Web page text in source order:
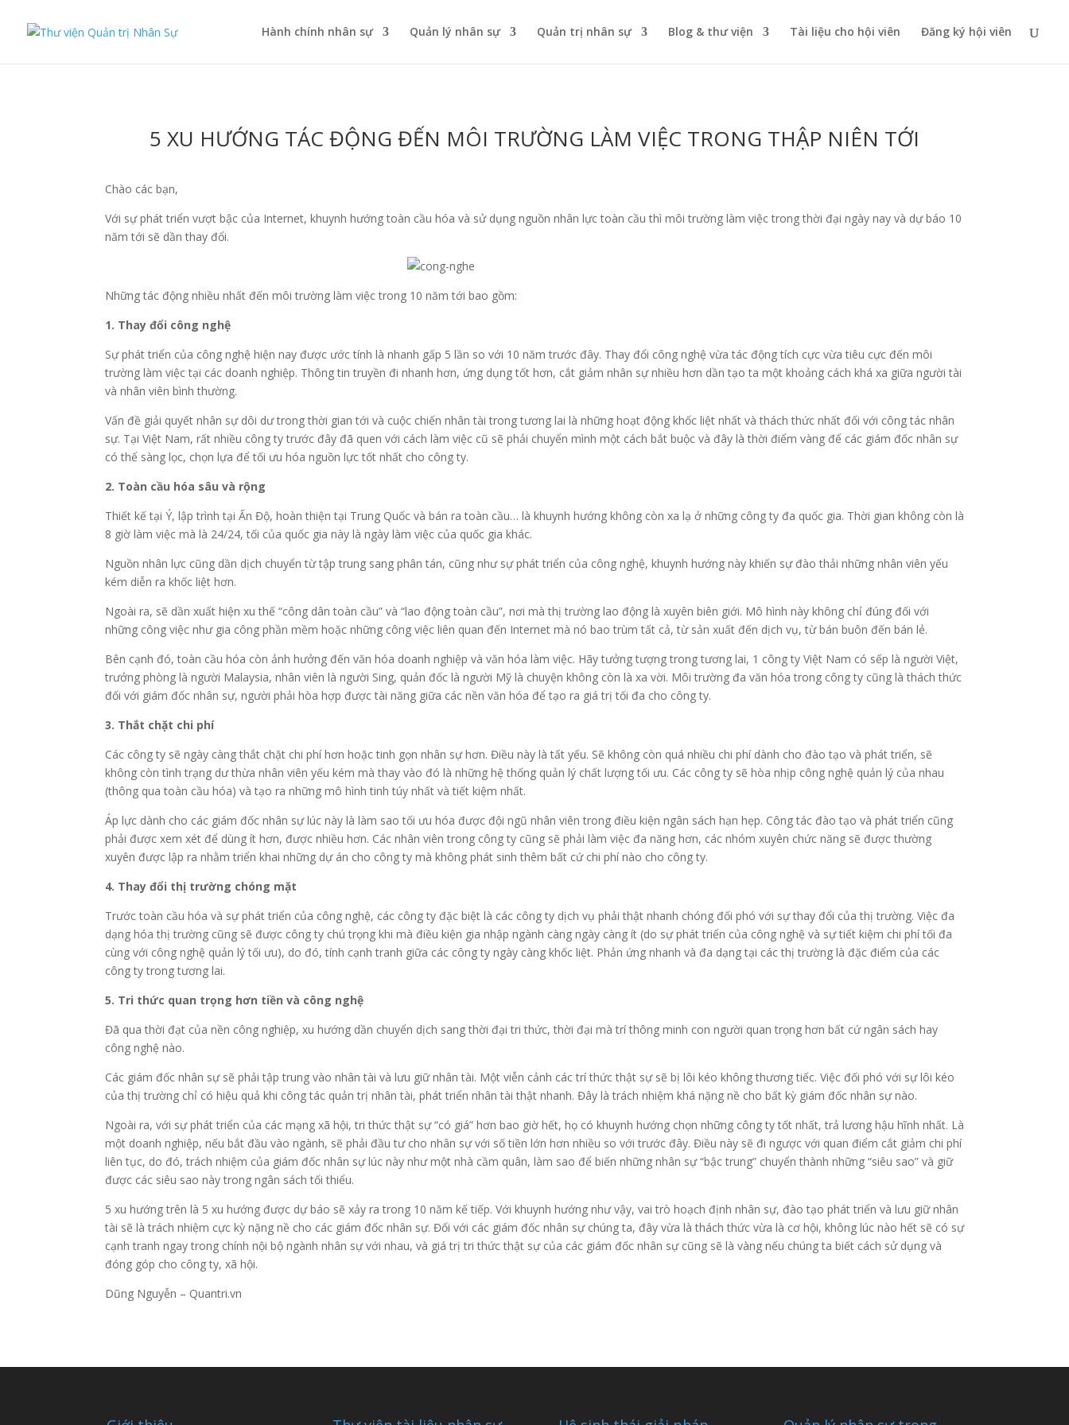
Hành chính nhân sự Quản lý nhân sự Quản trị nhân sự Blog & thư viện Tài liệu cho hội viên Đăng ký hội viên
5 XU HƯỚNG TÁC ĐỘNG ĐẾN MÔI TRƯỜNG LÀM VIỆC TRONG THẬP NIÊN TỚI
Chào các bạn,
Với sự phát triển vượt bậc của Internet, khuynh hướng toàn cầu hóa và sử dụng nguồn nhân lực toàn cầu thì môi trường làm việc trong thời đại ngày nay và dự báo 10
năm tới sẽ dần thay đổi.
Những tác động nhiều nhất đến môi trường làm việc trong 10 năm tới bao gồm:
1. Thay đổi công nghệ
Sự phát triển của công nghệ hiện nay được ước tính là nhanh gấp 5 lần so với 10 năm trước đây. Thay đổi công nghệ vừa tác động tích cực vừa tiêu cực đến môi
trường làm việc tại các doanh nghiệp. Thông tin truyền đi nhanh hơn, ứng dụng tốt hơn, cắt giảm nhân sự nhiều hơn dần tạo ta một khoảng cách khá xa giữa người tài
và nhân viên bình thường.
Vấn đề giải quyết nhân sự dôi dư trong thời gian tới và cuộc chiến nhân tài trong tương lai là những hoạt động khốc liệt nhất và thách thức nhất đối với công tác nhân
sự. Tại Việt Nam, rất nhiều công ty trước đây đã quen với cách làm việc cũ sẽ phải chuyển mình một cách bắt buộc và đây là thời điểm vàng để các giám đốc nhân sự
có thể sàng lọc, chọn lựa để tối ưu hóa nguồn lực tốt nhất cho công ty.
2. Toàn cầu hóa sâu và rộng
Thiết kế tại Ý, lập trình tại Ấn Độ, hoàn thiện tại Trung Quốc và bán ra toàn cầu… là khuynh hướng không còn xa lạ ở những công ty đa quốc gia. Thời gian không còn là
8 giờ làm việc mà là 24/24, tối của quốc gia này là ngày làm việc của quốc gia khác.
Nguồn nhân lực cũng dần dịch chuyển từ tập trung sang phân tán, cũng như sự phát triển của công nghệ, khuynh hướng này khiến sự đào thải những nhân viên yếu
kém diễn ra khốc liệt hơn.
Ngoài ra, sẽ dần xuất hiện xu thế “công dân toàn cầu” và “lao động toàn cầu”, nơi mà thị trường lao động là xuyên biên giới. Mô hình này không chỉ đúng đối với
những công việc như gia công phần mềm hoặc những công việc liên quan đến Internet mà nó bao trùm tất cả, từ sản xuất đến dịch vụ, từ bán buôn đến bán lẻ.
Bên cạnh đó, toàn cầu hóa còn ảnh hưởng đến văn hóa doanh nghiệp và văn hóa làm việc. Hãy tưởng tượng trong tương lai, 1 công ty Việt Nam có sếp là người Việt,
trưởng phòng là người Malaysia, nhân viên là người Sing, quản đốc là người Mỹ là chuyện không còn là xa vời. Môi trường đa văn hóa trong công ty cũng là thách thức
đối với giám đốc nhân sự, người phải hòa hợp được tài năng giữa các nền văn hóa để tạo ra giá trị tối đa cho công ty.
3. Thắt chặt chi phí
Các công ty sẽ ngày càng thắt chặt chi phí hơn hoặc tinh gọn nhân sự hơn. Điều này là tất yếu. Sẽ không còn quá nhiều chi phí dành cho đào tạo và phát triển, sẽ
không còn tình trạng dư thừa nhân viên yếu kém mà thay vào đó là những hệ thống quản lý chất lượng tối ưu. Các công ty sẽ hòa nhịp công nghệ quản lý của nhau
(thông qua toàn cầu hóa) và tạo ra những mô hình tinh túy nhất và tiết kiệm nhất.
Áp lực dành cho các giám đốc nhân sự lúc này là làm sao tối ưu hóa được đội ngũ nhân viên trong điều kiện ngân sách hạn hẹp. Công tác đào tạo và phát triển cũng
phải được xem xét để dùng ít hơn, được nhiều hơn. Các nhân viên trong công ty cũng sẽ phải làm việc đa năng hơn, các nhóm xuyên chức năng sẽ được thường
xuyên được lập ra nhằm triển khai những dự án cho công ty mà không phát sinh thêm bất cứ chi phí nào cho công ty.
4. Thay đổi thị trường chóng mặt
Trước toàn cầu hóa và sự phát triển của công nghệ, các công ty đặc biệt là các công ty dịch vụ phải thật nhanh chóng đối phó với sự thay đổi của thị trường. Việc đa
dạng hóa thị trường cũng sẽ được công ty chú trọng khi mà điều kiện gia nhập ngành càng ngày càng ít (do sự phát triển của công nghệ và sự tiết kiệm chi phí tối đa
cùng với công nghệ quản lý tối ưu), do đó, tính cạnh tranh giữa các công ty ngày càng khốc liệt. Phản ứng nhanh và đa dạng tại các thị trường là đặc điểm của các
công ty trong tương lai.
5. Tri thức quan trọng hơn tiền và công nghệ
Đã qua thời đạt của nền công nghiệp, xu hướng dần chuyển dịch sang thời đại tri thức, thời đại mà trí thông minh con người quan trọng hơn bất cứ ngân sách hay
công nghệ nào.
Các giám đốc nhân sự sẽ phải tập trung vào nhân tài và lưu giữ nhân tài. Một viễn cảnh các trí thức thật sự sẽ bị lôi kéo không thương tiếc. Việc đối phó với sự lôi kéo
của thị trường chỉ có hiệu quả khi công tác quản trị nhân tài, phát triển nhân tài thật nhanh. Đây là trách nhiệm khá nặng nề cho bất kỳ giám đốc nhân sự nào.
Ngoài ra, với sự phát triển của các mạng xã hội, tri thức thật sự “có giá” hơn bao giờ hết, họ có khuynh hướng chọn những công ty tốt nhất, trả lương hậu hĩnh nhất. Là
một doanh nghiệp, nếu bắt đầu vào ngành, sẽ phải đầu tư cho nhân sự với số tiền lớn hơn nhiều so với trước đây. Điều này sẽ đi ngược với quan điểm cắt giảm chi phí
liên tục, do đó, trách nhiệm của giám đốc nhân sự lúc này như một nhà cầm quân, làm sao để biến những nhân sự “bậc trung” chuyển thành những “siêu sao” và giữ
được các siêu sao này trong ngân sách tối thiểu.
5 xu hướng trên là 5 xu hướng được dự báo sẽ xảy ra trong 10 năm kế tiếp. Với khuynh hướng như vậy, vai trò hoạch định nhân sự, đào tạo phát triển và lưu giữ nhân
tài sẽ là trách nhiệm cực kỳ nặng nề cho các giám đốc nhân sự. Đối với các giám đốc nhân sự chúng ta, đây vừa là thách thức vừa là cơ hội, không lúc nào hết sẽ có sự
cạnh tranh ngay trong chính nội bộ ngành nhân sự với nhau, và giá trị tri thức thật sự của các giám đốc nhân sự cũng sẽ là vàng nếu chúng ta biết cách sử dụng và
đóng góp cho công ty, xã hội.
Dũng Nguyễn – Quantri.vn